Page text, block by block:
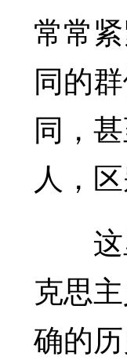
常常
同的
同，
人，
这
克思
确的